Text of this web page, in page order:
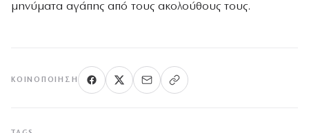
μηνύματα αγάπης από τους ακολούθους τους.
ΚΟΙΝΟΠΟΊΗΣΗ